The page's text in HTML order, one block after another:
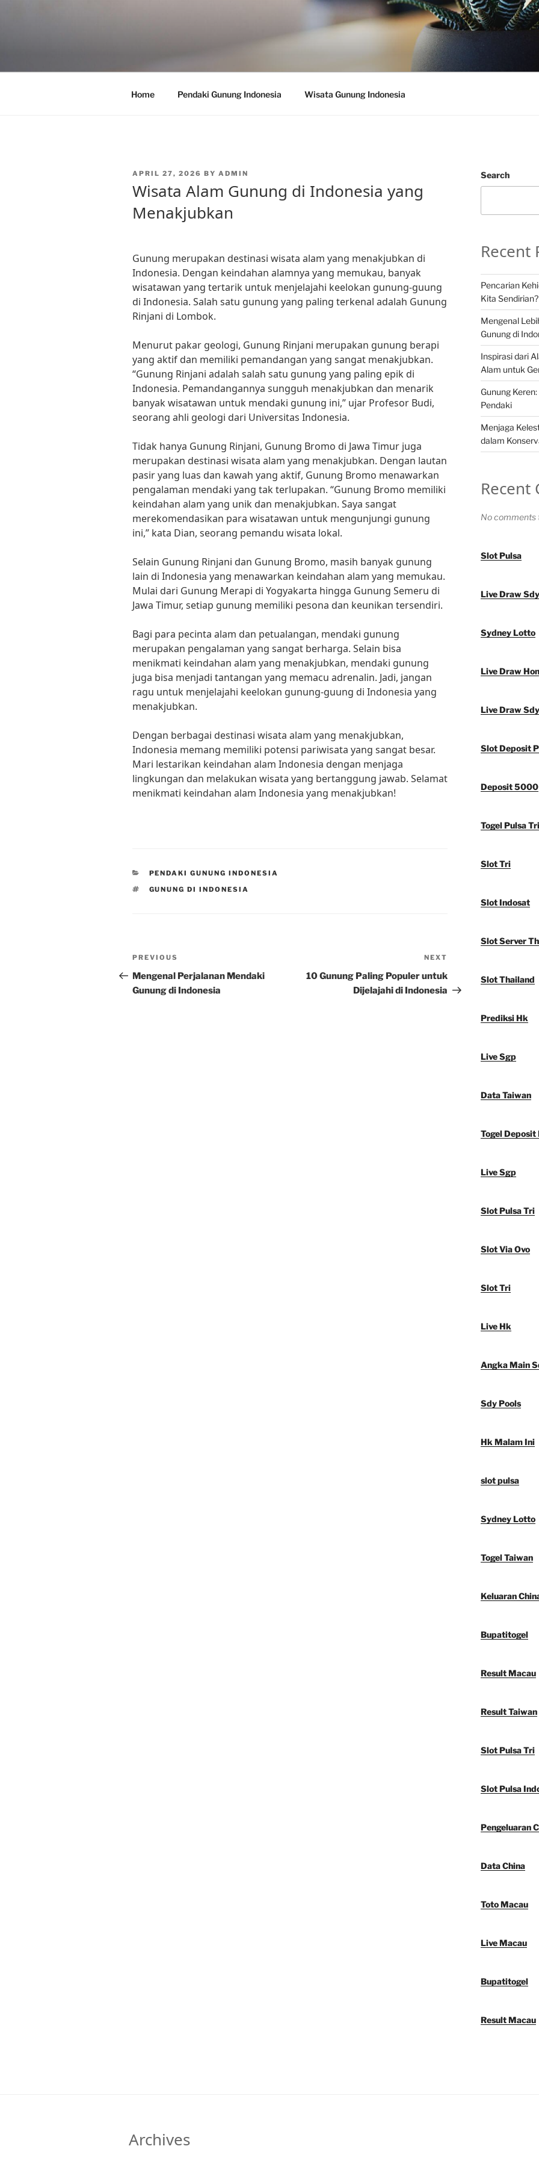
Home Pendaki Gunung Indonesia Wisata Gunung Indonesia
POSTED
APRIL 27, 2026 BY ADMIN
Wisata Alam Gunung di Indonesia yang
Menakjubkan
Gunung merupakan destinasi wisata alam yang menakjubkan di
Indonesia. Dengan keindahan alamnya yang memukau, banyak
wisatawan yang tertarik untuk menjelajahi keelokan gunung-guung
di Indonesia. Salah satu gunung yang paling terkenal adalah Gunung
Rinjani di Lombok.
Menurut pakar geologi, Gunung Rinjani merupakan gunung berapi
yang aktif dan memiliki pemandangan yang sangat menakjubkan.
“Gunung Rinjani adalah salah satu gunung yang paling epik di
Indonesia. Pemandangannya sungguh menakjubkan dan menarik
banyak wisatawan untuk mendaki gunung ini,” ujar Profesor Budi,
seorang ahli geologi dari Universitas Indonesia.
Tidak hanya Gunung Rinjani, Gunung Bromo di Jawa Timur juga
merupakan destinasi wisata alam yang menakjubkan. Dengan lautan
pasir yang luas dan kawah yang aktif, Gunung Bromo menawarkan
pengalaman mendaki yang tak terlupakan. “Gunung Bromo memiliki
keindahan alam yang unik dan menakjubkan. Saya sangat
merekomendasikan para wisatawan untuk mengunjungi gunung
ini,” kata Dian, seorang pemandu wisata lokal.
Selain Gunung Rinjani dan Gunung Bromo, masih banyak gunung
lain di Indonesia yang menawarkan keindahan alam yang memukau.
Mulai dari Gunung Merapi di Yogyakarta hingga Gunung Semeru di
Jawa Timur, setiap gunung memiliki pesona dan keunikan tersendiri.
Bagi para pecinta alam dan petualangan, mendaki gunung
merupakan pengalaman yang sangat berharga. Selain bisa
menikmati keindahan alam yang menakjubkan, mendaki gunung
juga bisa menjadi tantangan yang memacu adrenalin. Jadi, jangan
ragu untuk menjelajahi keelokan gunung-guung di Indonesia yang
menakjubkan.
Dengan berbagai destinasi wisata alam yang menakjubkan,
Indonesia memang memiliki potensi pariwisata yang sangat besar.
Mari lestarikan keindahan alam Indonesia dengan menjaga
lingkungan dan melakukan wisata yang bertanggung jawab. Selamat
menikmati keindahan alam Indonesia yang menakjubkan!
CATEGORIES
PENDAKI GUNUNG INDONESIA
TAGS
GUNUNG DI INDONESIA
Post
navigation
Previous
Post
PREVIOUS
Mengenal Perjalanan Mendaki
Gunung di Indonesia
Post
NEXT
10 Gunung Paling Populer untuk
Dijelajahi di Indonesia
Search
Recent
Pencarian
Kita Sendirian?
Mengenal
Gunung di
Inspirasi dari
Alam untuk
Gunung
Pendaki
Menjaga
dalam
Recent
No comments
Slot Pulsa
Live Draw Sdy
Sydney Lotto
Live Draw
Live Draw Sdy
Slot Deposit
Deposit 5000
Togel Pulsa Tri
Slot Tri
Slot Indosat
Slot Server
Slot Thailand
Prediksi Hk
Live Sgp
Data Taiwan
Togel Deposit
Live Sgp
Slot Pulsa Tri
Slot Via Ovo
Slot Tri
Live Hk
Angka Main
Sdy Pools
Hk Malam Ini
slot pulsa
Sydney Lotto
Togel Taiwan
Keluaran
Bupatitogel
Result Macau
Result Taiwan
Slot Pulsa Tri
Slot Pulsa
Pengeluaran
Data China
Toto Macau
Live Macau
Bupatitogel
Result Macau
Archives